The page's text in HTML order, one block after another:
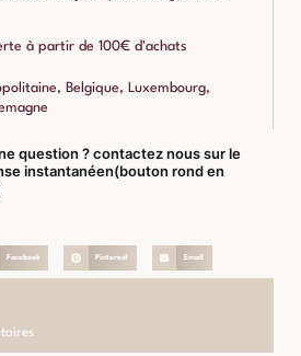
à partir de 100€ d'achats
Belgique, Luxembourg,
question ? contactez nous sur le
instantanéen(bouton rond en
Facebook Pinterest Email